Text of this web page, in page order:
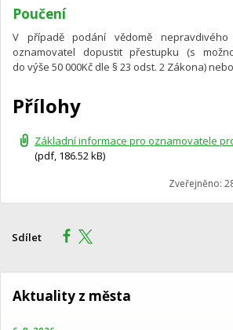
Poučení
V případě podání vědomě
oznamovatel dopustit přestupku (s
do výše 50 000Kč dle § 23 odst. 2 Zákona)
Přílohy
Základní informace pro oznamovatele
(pdf, 186.52 kB)
Zveřejněno:
Sdílet
Aktuality z města